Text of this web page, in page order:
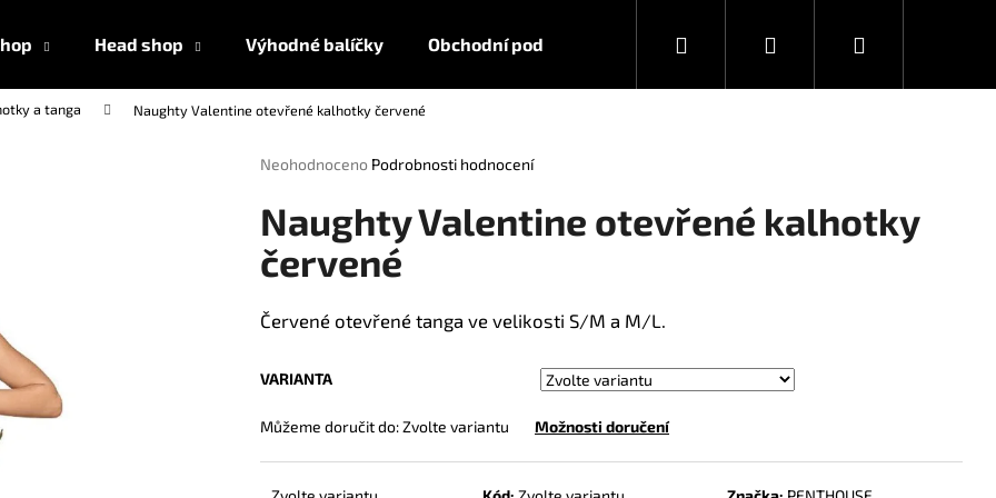
Head shop Výhodné balíčky Obchodní podmínky KontaktyHledat PřihlášeníNákupní
a tanga Naughty Valentine otevřené kalhotky červené
Průměrné
produktu
je
0,0
z
hvězdiček.
Neohodnoceno Podrobnosti hodnocení
Naughty Valentine otevřené kalhotky
červené
Červené otevřené tanga ve velikosti S/M a M/L.
VARIANTA
Můžeme doručit do:Zvolte variantu Možnosti doručení
Co potřebujete najít?
HLEDAT